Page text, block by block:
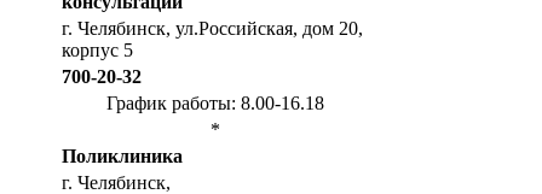
г. Челябинск, ул.Российская, дом 20,
корпус 5
700-20-32
График работы: 8.00-16.18
*
Поликлиника
г. Челябинск,